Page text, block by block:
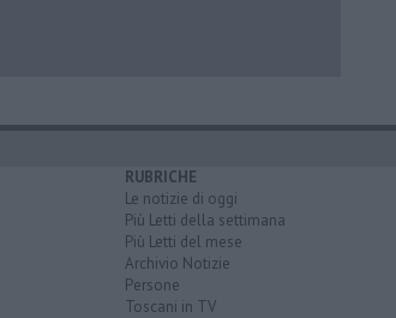
RUBRICHE
Le notizie di oggi
Più Letti della settimana
Più Letti del mese
Archivio Notizie
Persone
Toscani in TV